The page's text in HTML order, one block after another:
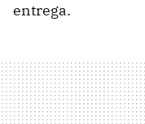
entrega.